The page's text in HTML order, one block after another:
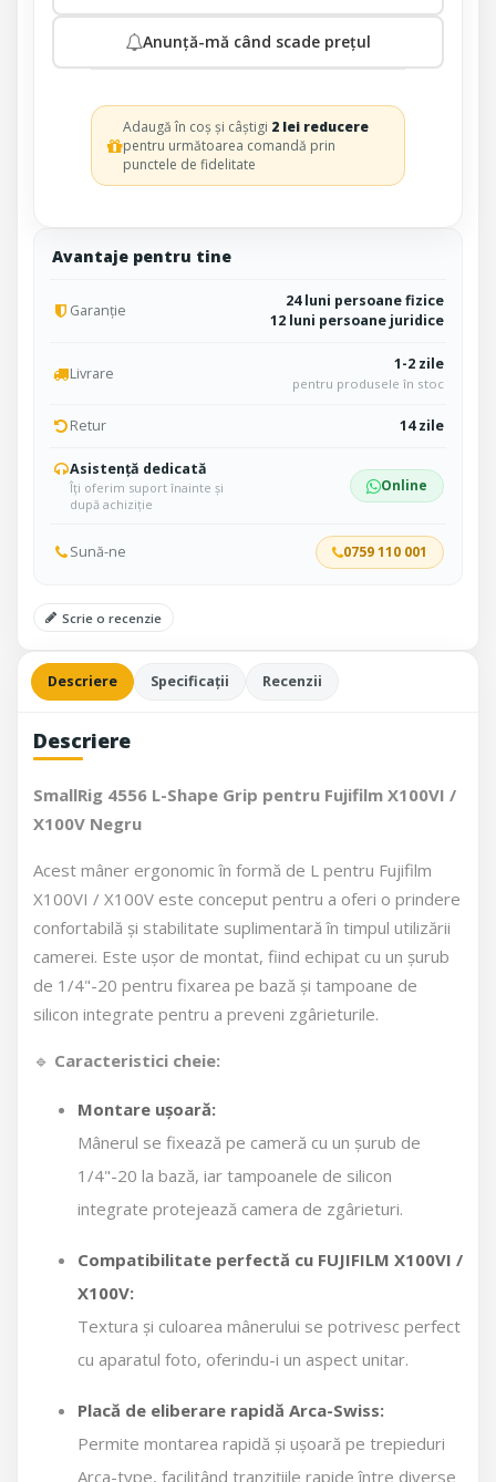
Avantaje pentru tine
Garanție
24 luni persoane fizice
12 luni persoane juridice
Livrare 1-2 zile
pentru produsele în stoc
Retur 14 zile
Asistență dedicată
Îți oferim suport înainte și
după achiziție
Online
Sună-ne 0759 110 001
Scrie o recenzie
Anunță-mă când scade prețul
Adaugă în coș și câștigi 2 lei reducere
pentru următoarea comandă prin
punctele de fidelitate
Descriere Specificații Recenzii
Descriere
SmallRig 4556 L-Shape Grip pentru Fujifilm X100VI /
X100V Negru
Acest mâner ergonomic în formă de L pentru Fujifilm
X100VI / X100V este conceput pentru a oferi o prindere
confortabilă și stabilitate suplimentară în timpul utilizării
camerei. Este ușor de montat, fiind echipat cu un șurub
de 1/4"-20 pentru fixarea pe bază și tampoane de
silicon integrate pentru a preveni zgârieturile.
🔹 Caracteristici cheie:
Montare ușoară:
Mânerul se fixează pe cameră cu un șurub de
1/4"-20 la bază, iar tampoanele de silicon
integrate protejează camera de zgârieturi.
Compatibilitate perfectă cu FUJIFILM X100VI /
X100V:
Textura și culoarea mânerului se potrivesc perfect
cu aparatul foto, oferindu-i un aspect unitar.
Placă de eliberare rapidă Arca-Swiss:
Permite montarea rapidă și ușoară pe trepieduri
Arca-type, facilitând tranzițiile rapide între diverse